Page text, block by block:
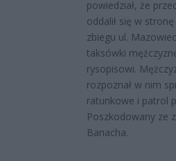
powiedział, że
oddalił się w
zbiegu ul.
taksówki
rysopisowi.
rozpoznał w nim
ratunkowe i patrol
Poszkodowany ze
Banacha.